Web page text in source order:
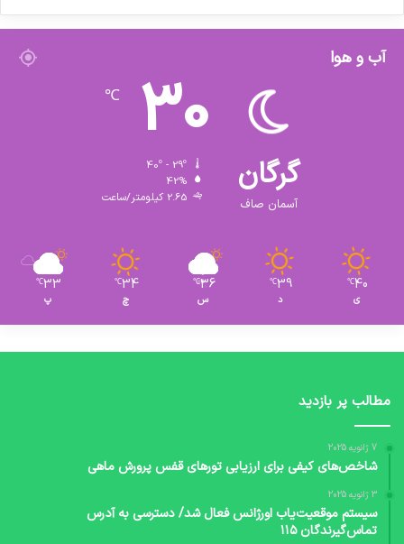
آب و هوا
گرگان
آسمان صاف
30
℃
42%
2.65 کیلومتر/ساعت
40
℃
ی
39
℃
د
36
℃
س
34
℃
چ
33
℃
پ
مطالب پر بازدید
7 ژانویه 2025
شاخص‌های کیفی برای ارزیابی تورهای قفس پرورش ماهی
3 ژانویه 2025
سیستم موقعیت‌یاب اورژانس فعال شد/ دسترسی به آدرس
تماس‌گیرندگان ۱۱۵